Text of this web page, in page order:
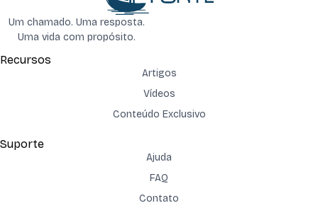
Um chamado. Uma resposta.
Uma vida com propósito.
Recursos
Artigos
Vídeos
Conteúdo Exclusivo
Suporte
Ajuda
FAQ
Contato